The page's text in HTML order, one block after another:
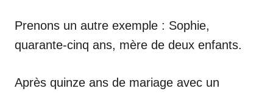
Prenons un autre exemple : Sophie,
quarante-cinq ans, mère de deux enfants.
Après quinze ans de mariage avec un